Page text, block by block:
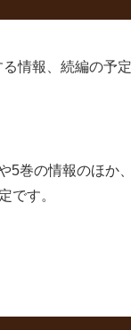
情報、続編の予
5巻の情報のほか
です。